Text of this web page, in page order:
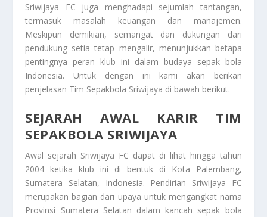
Sriwijaya FC juga menghadapi sejumlah tantangan,
termasuk masalah keuangan dan manajemen.
Meskipun demikian, semangat dan dukungan dari
pendukung setia tetap mengalir, menunjukkan betapa
pentingnya peran klub ini dalam budaya sepak bola
Indonesia. Untuk dengan ini kami akan berikan
penjelasan Tim Sepakbola Sriwijaya di bawah berikut.
SEJARAH AWAL KARIR TIM
SEPAKBOLA SRIWIJAYA
Awal sejarah Sriwijaya FC dapat di lihat hingga tahun
2004 ketika klub ini di bentuk di Kota Palembang,
Sumatera Selatan, Indonesia. Pendirian Sriwijaya FC
merupakan bagian dari upaya untuk mengangkat nama
Provinsi Sumatera Selatan dalam kancah sepak bola